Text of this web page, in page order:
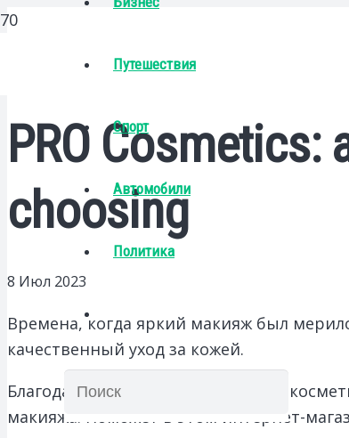
Путешествия
Спорт
Автомобили
Политика
PRO Cosmetics:
choosing
8 Июл 2023
Времена, когда яркий макияж был
качественный уход за кожей.
Благодаря современной уходовой
макияжа. Поможет в этом интернет-